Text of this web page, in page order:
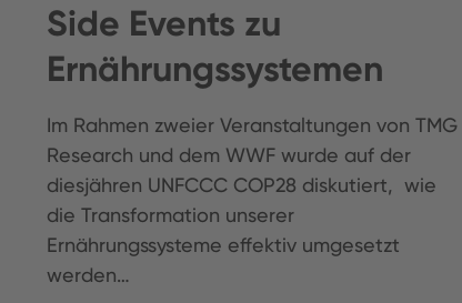
Side Events zu
Ernährungssystemen
Im Rahmen zweier Veranstaltungen von TMG
Research und dem WWF wurde auf der
diesjähren UNFCCC COP28 diskutiert, wie
die Transformation unserer
Ernährungssysteme effektiv umgesetzt
werden…